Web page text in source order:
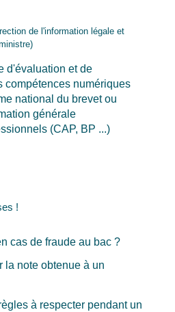
de l'information légale et
d'évaluation et de
compétences numériques
national du brevet ou
générale
(CAP, BP ...)
!
cas de fraude au bac ?
la note obtenue à un
à respecter pendant un